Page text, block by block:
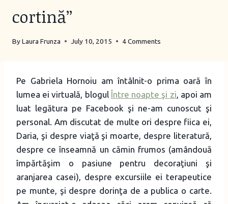
cortină”
ByLaura Frunza July 10, 2015 4 Comments
Pe Gabriela Hornoiu am întâlnit-o prima oară în
lumea ei virtuală, blogulÎntre noapte şi zi, apoi am
luat legătura pe Facebook şi ne-am cunoscut şi
personal. Am discutat de multe ori despre fiica ei,
Daria, şi despre viaţă şi moarte, despre literatură,
despre ce înseamnă un cămin frumos (amândouă
împărtăşim o pasiune pentru decoraţiuni şi
aranjarea casei), despre excursiile ei terapeutice
pe munte, şi despre dorinţa de a publica o carte.